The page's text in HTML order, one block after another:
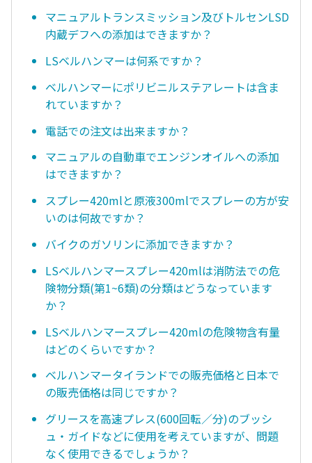
マニュアルトランスミッション及びトルセンLSD
内蔵デフへの添加はできますか？
LSベルハンマーは何系ですか？
ベルハンマーにポリビニルステアレートは含ま
れていますか？
電話での注文は出来ますか？
マニュアルの自動車でエンジンオイルへの添加
はできますか？
スプレー420mlと原液300mlでスプレーの方が安
いのは何故ですか？
バイクのガソリンに添加できますか？
LSベルハンマースプレー420mlは消防法での危
険物分類(第1~6類)の分類はどうなっています
か？
LSベルハンマースプレー420mlの危険物含有量
はどのくらいですか？
ベルハンマータイランドでの販売価格と日本で
の販売価格は同じですか？
グリースを高速プレス(600回転／分)のブッシ
ュ・ガイドなどに使用を考えていますが、問題
なく使用できるでしょうか？